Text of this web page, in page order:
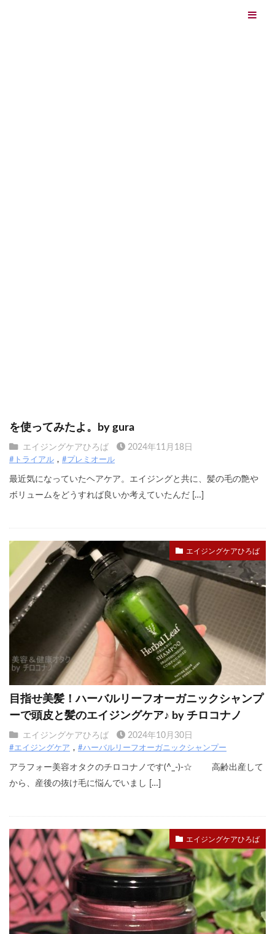
を使ってみたよ。by gura
エイジングケアひろば 2024年11月18日
#トライアル #プレミオール
最近気になっていたヘアケア。エイジングと共に、髪の毛の艶や
ボリュームをどうすれば良いか考えていたんだ […]
エイジングケアひろば
目指せ美髪！ハーバルリーフオーガニックシャンプ
ーで頭皮と髪のエイジングケア♪ by チロコナノ
エイジングケアひろば 2024年10月30日
#エイジングケア #ハーバルリーフオーガニックシャンプー
アラフォー美容オタクのチロコナノです(^_-)-☆ 高齢出産して
から、産後の抜け毛に悩んでいまし […]
エイジングケアひろば